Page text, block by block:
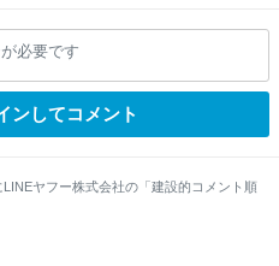
必要です
ンしてコメント
ヤフー株式会社の「建設的コメント順